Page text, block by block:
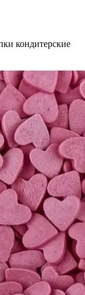
кондитерские